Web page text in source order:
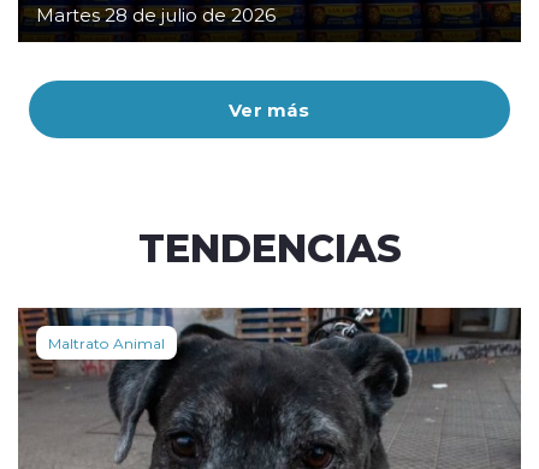
Ver más
Martes 28 de julio de 2026
TENDENCIAS
Maltrato Animal